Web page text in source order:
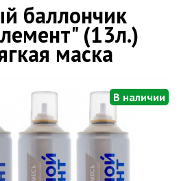
баллончик
(13л.)
маска
В наличии